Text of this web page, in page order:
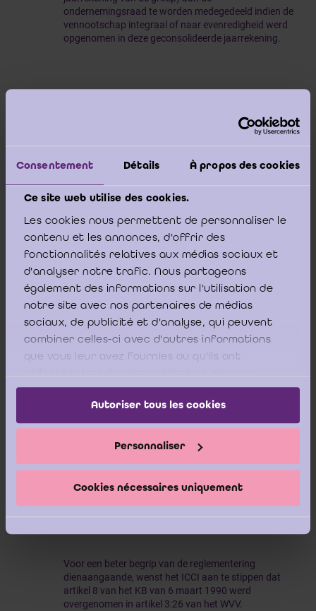
Consentement Détails À propos des cookies
Ce site web utilise des cookies.
Les cookies nous permettent de personnaliser le
contenu et les annonces, d'offrir des
fonctionnalités relatives aux médias sociaux et
d'analyser notre trafic. Nous partageons
également des informations sur l'utilisation de
notre site avec nos partenaires de médias
sociaux, de publicité et d'analyse, qui peuvent
combiner celles-ci avec d'autres informations
que vous leur avez fournies ou qu'ils ont
services.
Autoriser tous les cookies
Personnaliser
Cookies nécessaires uniquement
ondernemingsraad te worden medegedeeld indien de
vennootschap integraal of naar evenredigheid werd
opgenomen in deze geconsolideerde jaarrekening.
ondernemingsraad van de financiële en
economische informatie (EFI) voortvloeiend
structuur in de zin van artikel 3:26 van het
Wetboek van vennootschappen en
verenigingen (WVV), is dit afhankelijk van het
gegeven of de ondernemingsraadin casual
dan niet een akkoordverklaring conform artikel
17, derde lid van het KB van 27 november
1973 zou hebben gegeven op de
installatievergadering dat de geconsolideerde
cijfers op het niveau van de groep zullen
worden verstrekt aan de ondernemingsraad.
notulen van de ondernemingsraad blijkt en dat
er een beroep wordt gedaan op de
vrijstellingsmogelijkheid van artikel 17, derde
Voor een beter begrip van de reglementering
dienaangaande, wenst het ICCI aan te stippen dat
artikel 8 van het KB van 6 maart 1990 werd
overgenomen in artikel 3:26 van het WVV.